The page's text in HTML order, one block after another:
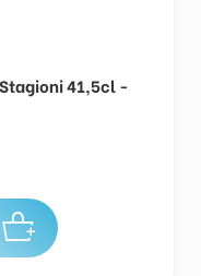
41,5cl -